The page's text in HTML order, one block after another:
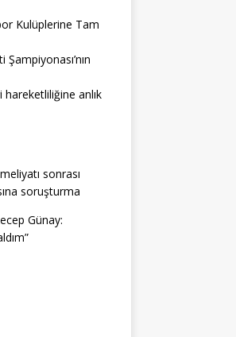
Kulüplerine Tam
hareketliliğine anlık
sonrası
soruşturma
Günay: